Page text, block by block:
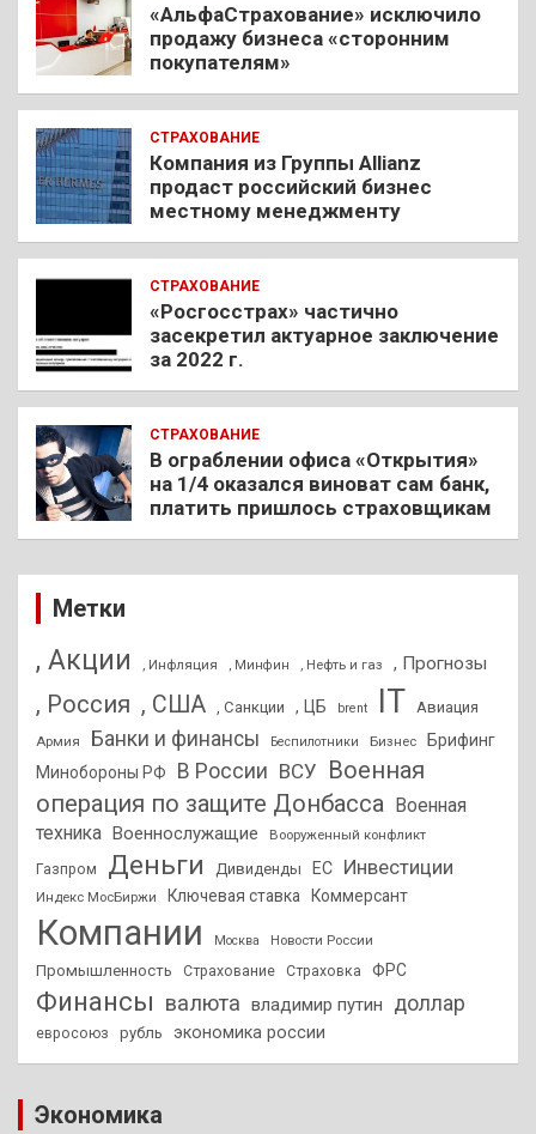
«АльфаСтрахование» исключило
продажу бизнеса «сторонним
покупателям»
СТРАХОВАНИЕ
Компания из Группы Allianz
продаст российский бизнес
местному менеджменту
СТРАХОВАНИЕ
«Росгосстрах» частично
засекретил актуарное заключение
за 2022 г.
СТРАХОВАНИЕ
В ограблении офиса «Открытия»
на 1/4 оказался виноват сам банк,
платить пришлось страховщикам
Метки
, Акции , Инфляция , Минфин , Нефть и газ , Прогнозы
, Россия , США , Санкции , ЦБ brent IT Авиация
Армия Банки и финансы Беспилотники Бизнес
Брифинг
Минобороны РФ
В России ВСУ Военная
операция по защите Донбасса Военная
техника Военнослужащие Вооруженный конфликт
Газпром Деньги Дивиденды ЕС Инвестиции
Индекс МосБиржи Ключевая ставка Коммерсант
Компании Москва Новости России
Промышленность Страхование Страховка ФРС
Финансы валюта владимир путин доллар
евросоюз рубль экономика россии
Экономика